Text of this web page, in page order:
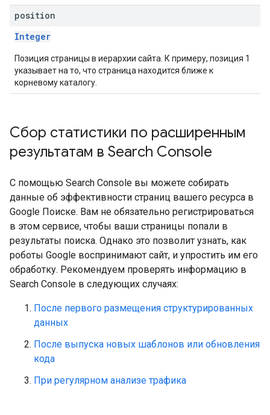
position
Integer
Позиция страницы в иерархии сайта. К примеру, позиция 1
указывает на то, что страница находится ближе к
корневому каталогу.
Сбор статистики по расширенным
результатам в Search Console
С помощью Search Console вы можете собирать
данные об эффективности страниц вашего ресурса в
Google Поиске. Вам не обязательно регистрироваться
в этом сервисе, чтобы ваши страницы попали в
результаты поиска. Однако это позволит узнать, как
роботы Google воспринимают сайт, и упростить им его
обработку. Рекомендуем проверять информацию в
Search Console в следующих случаях:
После первого размещения структурированных
данных
После выпуска новых шаблонов или обновления
кода
При регулярном анализе трафика